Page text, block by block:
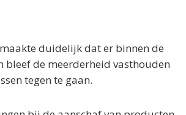
duidelijk dat er binnen de
bleef de meerderheid vasthouden
tegen te gaan.